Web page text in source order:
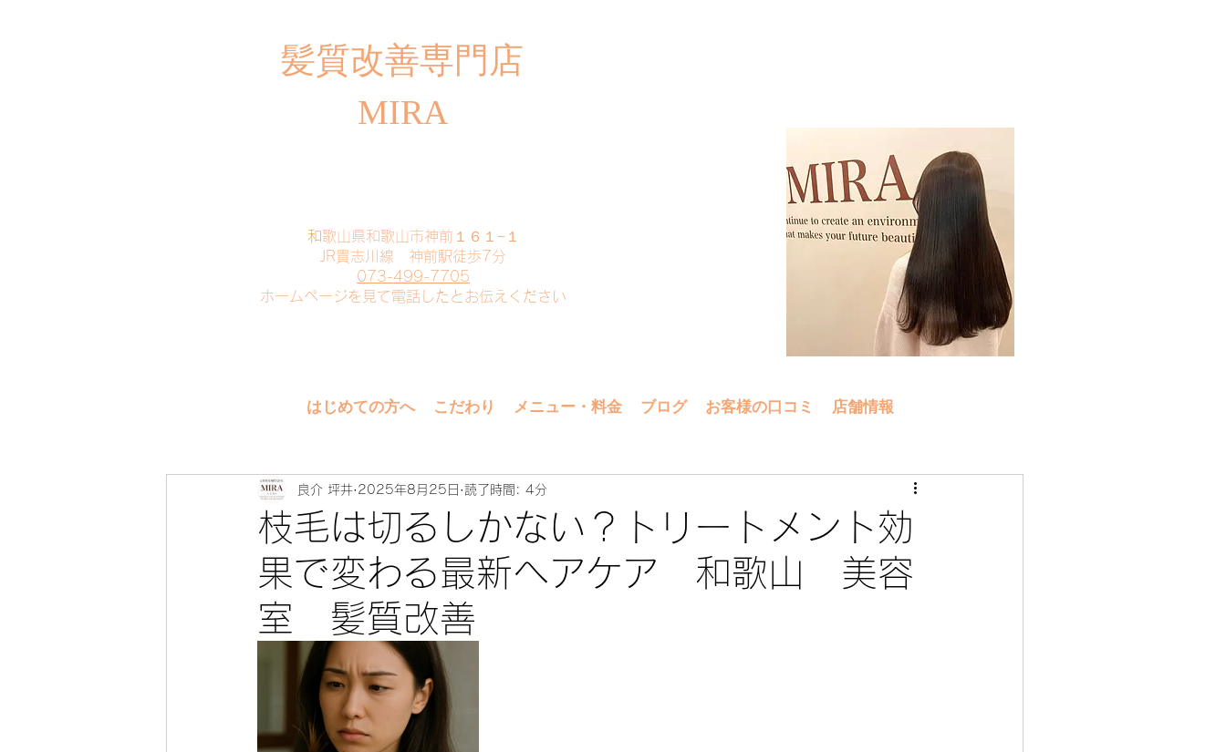
​髪質改善専門店
MIRA
​和歌山県和歌山市神前１６１−１
JR貴志川線 神前駅徒歩7分
073-499-7705
​ホームページを見て電話したとお伝えください
はじめての方へ こだわり メニュー・料金 ブログ お客様の口コミ 店舗情報
枝毛は切るしかない？トリートメント効
果で変わる最新ヘアケア 和歌山 美容
室 髪質改善
良介 坪井 2025年8月25日 読了時間: 4分